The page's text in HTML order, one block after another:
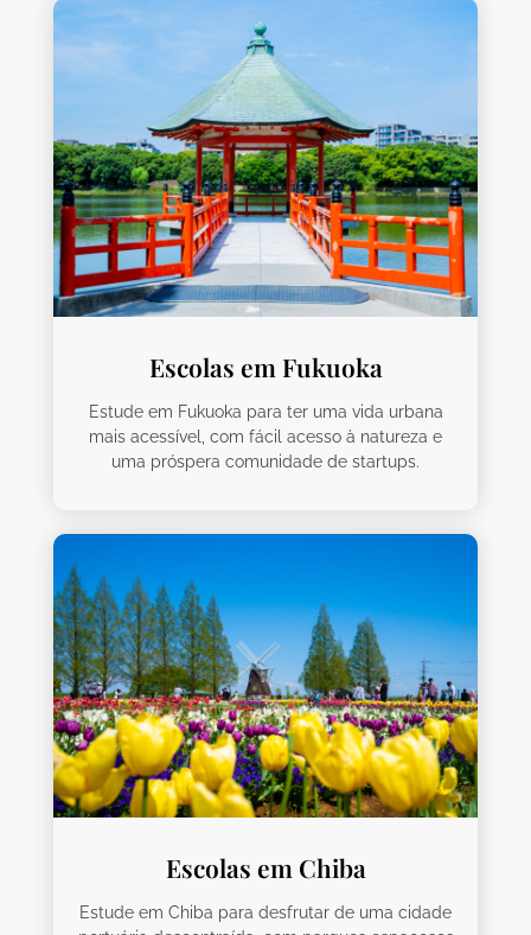
Escolas em Fukuoka
Estude em Fukuoka para ter uma vida urbana
mais acessível, com fácil acesso à natureza e
uma próspera comunidade de startups.
Escolas em Chiba
Estude em Chiba para desfrutar de uma cidade